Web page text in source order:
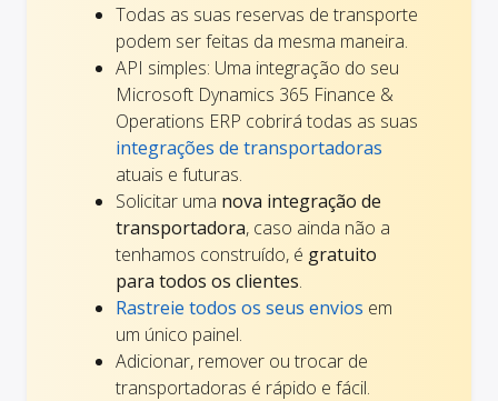
Todas as suas reservas de transporte
podem ser feitas da mesma maneira.
API simples: Uma integração do seu
Microsoft Dynamics 365 Finance &
Operations ERP cobrirá todas as suas
integrações de transportadoras
atuais e futuras.
Solicitar uma nova integração de
transportadora, caso ainda não a
tenhamos construído, é gratuito
para todos os clientes.
Rastreie todos os seus envios em
um único painel.
Adicionar, remover ou trocar de
transportadoras é rápido e fácil.